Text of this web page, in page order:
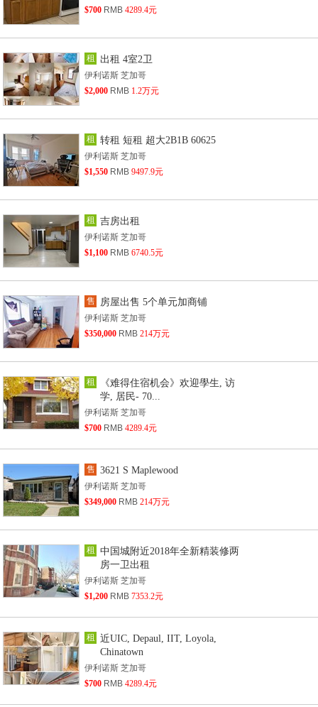
$700 RMB 4289.4元
租 出租 4室2卫
伊利诺斯 芝加哥
$2,000 RMB 1.2万元
租 转租 短租 超大2B1B 60625
伊利诺斯 芝加哥
$1,550 RMB 9497.9元
租 吉房出租
伊利诺斯 芝加哥
$1,100 RMB 6740.5元
售 房屋出售 5个单元加商铺
伊利诺斯 芝加哥
$350,000 RMB 214万元
租
《难得住宿机会》欢迎學生, 访
学, 居民- 70...
伊利诺斯 芝加哥
$700 RMB 4289.4元
售 3621 S Maplewood
伊利诺斯 芝加哥
$349,000 RMB 214万元
租
中国城附近2018年全新精装修两
房一卫出租
伊利诺斯 芝加哥
$1,200 RMB 7353.2元
租
近UIC, Depaul, IIT, Loyola,
Chinatown
伊利诺斯 芝加哥
$700 RMB 4289.4元